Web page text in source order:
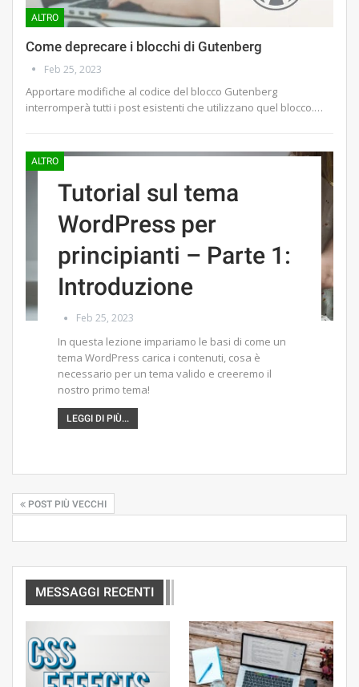
ALTRO
Come deprecare i blocchi di Gutenberg
Feb 25, 2023
Apportare modifiche al codice del blocco Gutenberg
interromperà tutti i post esistenti che utilizzano quel blocco.…
ALTRO
Tutorial sul tema
WordPress per
principianti – Parte 1:
Introduzione
Feb 25, 2023
In questa lezione impariamo le basi di come un
tema WordPress carica i contenuti, cosa è
necessario per un tema valido e creeremo il
nostro primo tema!
LEGGI DI PIÙ...
POST PIÙ VECCHI
MESSAGGI RECENTI